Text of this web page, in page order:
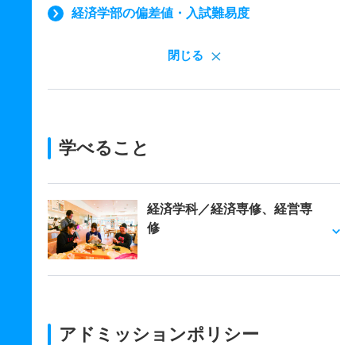
経済学部の偏差値・入試難易度
閉じる
学べること
経済学科／経済専修、経営専
修
アドミッションポリシー